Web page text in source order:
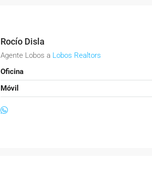
Rocío Disla
Agente Lobos a Lobos Realtors
Oficina
Móvil